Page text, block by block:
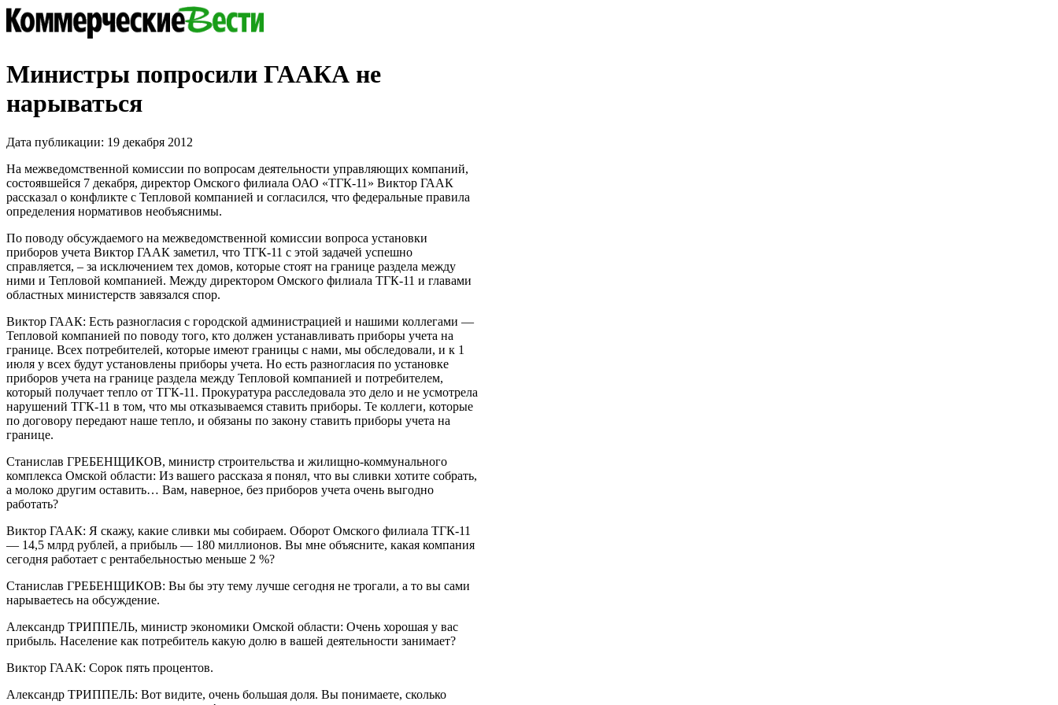
Министры попросили ГААКА не
нарываться
Дата публикации: 19 декабря 2012
На межведомственной комиссии по вопросам деятельности управляющих компаний,
состоявшейся 7 декабря, директор Омского филиала ОАО «ТГК-11» Виктор ГААК
рассказал о конфликте с Тепловой компанией и согласился, что федеральные правила
определения нормативов необъяснимы.
По поводу обсуждаемого на межведомственной комиссии вопроса установки
приборов учета Виктор ГААК заметил, что ТГК-11 с этой задачей успешно
справляется, – за исключением тех домов, которые стоят на границе раздела между
ними и Тепловой компанией. Между директором Омского филиала ТГК-11 и главами
областных министерств завязался спор.
Виктор ГААК: Есть разногласия с городской администрацией и нашими коллегами —
Тепловой компанией по поводу того, кто должен устанавливать приборы учета на
границе. Всех потребителей, которые имеют границы с нами, мы обследовали, и к 1
июля у всех будут установлены приборы учета. Но есть разногласия по установке
приборов учета на границе раздела между Тепловой компанией и потребителем,
который получает тепло от ТГК-11. Прокуратура расследовала это дело и не усмотрела
нарушений ТГК-11 в том, что мы отказываемся ставить приборы. Те коллеги, которые
по договору передают наше тепло, и обязаны по закону ставить приборы учета на
границе.
Станислав ГРЕБЕНЩИКОВ, министр строительства и жилищно-коммунального
комплекса Омской области: Из вашего рассказа я понял, что вы сливки хотите собрать,
а молоко другим оставить… Вам, наверное, без приборов учета очень выгодно
работать?
Виктор ГААК: Я скажу, какие сливки мы собираем. Оборот Омского филиала ТГК-11
— 14,5 млрд рублей, а прибыль — 180 миллионов. Вы мне объясните, какая компания
сегодня работает с рентабельностью меньше 2 %?
Станислав ГРЕБЕНЩИКОВ: Вы бы эту тему лучше сегодня не трогали, а то вы сами
нарываетесь на обсуждение.
Александр ТРИППЕЛЬ, министр экономики Омской области: Очень хорошая у вас
прибыль. Население как потребитель какую долю в вашей деятельности занимает?
Виктор ГААК: Сорок пять процентов.
Александр ТРИППЕЛЬ: Вот видите, очень большая доля. Вы понимаете, сколько